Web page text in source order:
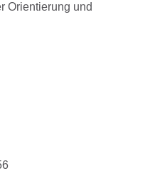
Orientierung und